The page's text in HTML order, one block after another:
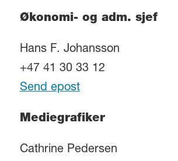
Økonomi- og adm. sjef
Hans F. Johansson
+47 41 30 33 12
Send epost
Mediegrafiker
Cathrine Pedersen